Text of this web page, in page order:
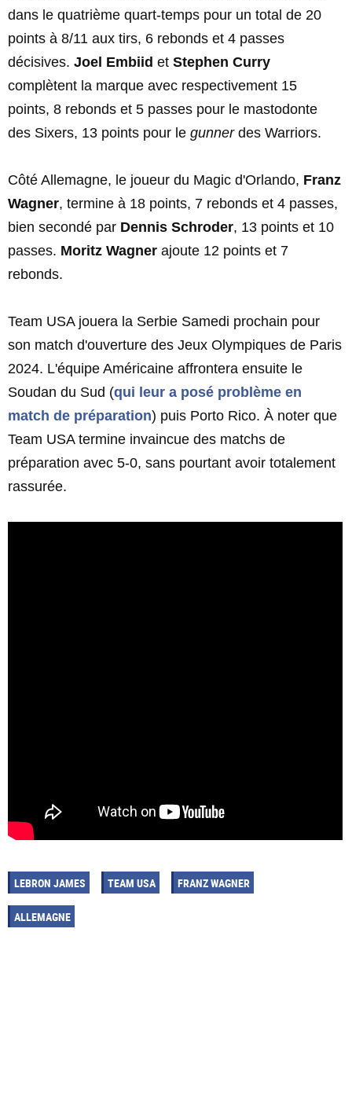
dans le quatrième quart-temps pour un total de 20
points à 8/11 aux tirs, 6 rebonds et 4 passes
décisives. Joel Embiid et Stephen Curry
complètent la marque avec respectivement 15
points, 8 rebonds et 5 passes pour le mastodonte
des Sixers, 13 points pour le gunnerdes Warriors.
Côté Allemagne, le joueur du Magic d'Orlando, Franz
Wagner, termine à 18 points, 7 rebonds et 4 passes,
bien secondé par Dennis Schroder, 13 points et 10
passes. Moritz Wagner ajoute 12 points et 7
rebonds.
Team USA jouera la Serbie Samedi prochain pour
son match d'ouverture des Jeux Olympiques de Paris
2024. L'équipe Américaine affrontera ensuite le
Soudan du Sud (qui leur a posé problème en
match de préparation) puis Porto Rico. À noter que
Team USA termine invaincue des matchs de
préparation avec 5-0, sans pourtant avoir totalement
rassurée.
LEBRON JAMES TEAM USA FRANZ WAGNER
ALLEMAGNE